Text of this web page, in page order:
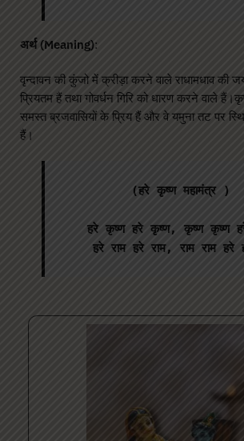
अर्थ (Meaning):
वृन्दावन की कुंजो में क्रीड़ा करने वाले राधामधाव की
प्रियतम हैं तथा गोवर्धन गिरि को धारण करने वाले
समस्त ब्रजवासियों के प्रिय हैं और वे यमुना तट पर
हैं।
(हरे कृष्ण महामंत्र )
हरे कृष्ण हरे कृष्ण, कृष्ण कृष्ण
हरे राम हरे राम, राम राम हरे